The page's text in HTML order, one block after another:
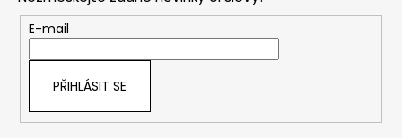
E-mail
PŘIHLÁSIT SE